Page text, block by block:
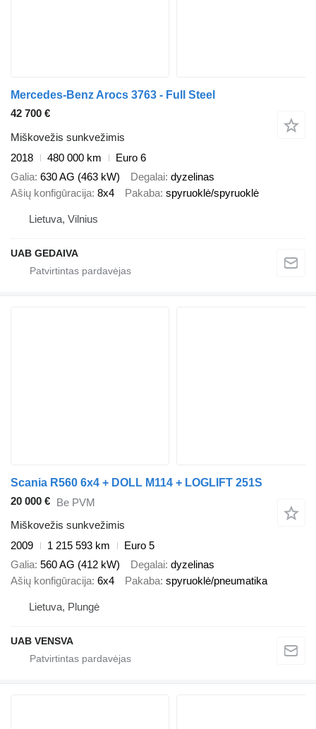
Mercedes-Benz Arocs 3763 - Full Steel
42 700 €
Miškovežis sunkvežimis
2018
480 000 km
Euro 6
Galia 630 AG (463 kW) Degalai dyzelinas
Ašių konfigūracija 8x4 Pakaba spyruoklė/spyruoklė
Lietuva, Vilnius
UAB GEDAIVA
Scania R560 6x4 + DOLL M114 + LOGLIFT 251S
20 000 € Be PVM
Miškovežis sunkvežimis
2009
1 215 593 km
Euro 5
Galia 560 AG (412 kW) Degalai dyzelinas
Ašių konfigūracija 6x4 Pakaba spyruoklė/pneumatika
Lietuva, Plungė
UAB VENSVA